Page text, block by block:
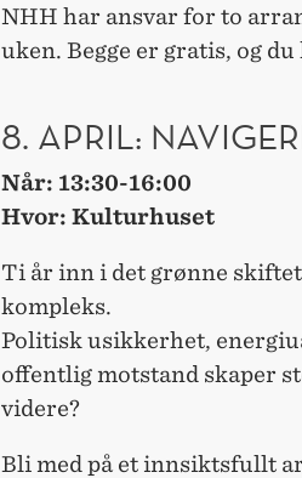
NHH har ansvar for to
uken. Begge er gratis, og
8. APRIL:
Når: 13:30-16:00
Hvor: Kulturhuset
Ti år inn i det grønne
kompleks.
Politisk usikkerhet,
offentlig motstand skaper
videre?
Bli med på et innsiktsfullt